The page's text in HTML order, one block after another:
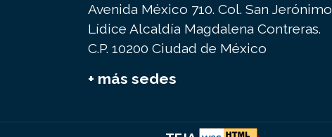
Avenida México 710. Col. San Jerónimo
Lídice Alcaldía Magdalena Contreras.
C.P. 10200 Ciudad de México
+ más sedes